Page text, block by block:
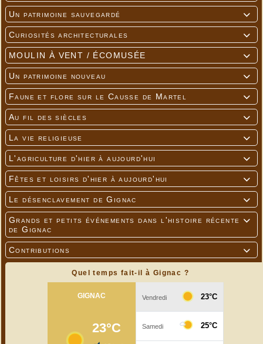

Un patrimoine sauvegardé

Curiosités architecturales

MOULIN À VENT / ÉCOMUSÉE

Un patrimoine nouveau

Faune et flore sur le Causse de Martel

Au fil des siècles

La vie religieuse

L'agriculture d'hier à aujourd'hui

Fêtes et loisirs d'hier à aujourd'hui

Le désenclavement de Gignac

Grands et petits événements dans l'histoire récente
de Gignac

Contributions
Quel temps fait-il à Gignac ?